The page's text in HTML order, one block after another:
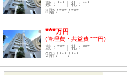
敷：***｜礼：***
8階 / *** / ***
***万円
(管理費・共益費 ***円)
敷：***｜礼：***
9階 / *** / ***